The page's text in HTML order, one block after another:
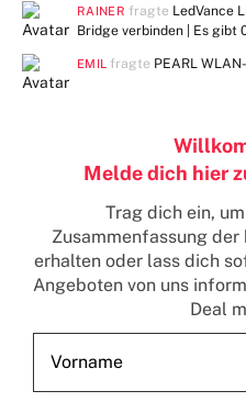
RAINER fragte LedVance
Bridge verbinden | Es gibt
EMIL fragte PEARL
Melde dich hier
Trag dich ein,
Zusammenfassung
erhaltenoder lass dich
Angeboten von uns
Deal